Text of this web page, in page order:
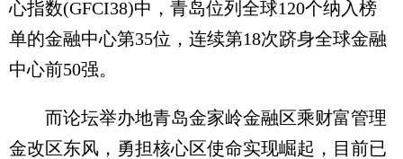
心指数(GFCI38)中，青岛位列全球120个纳入榜
单的金融中心第35位，连续第18次跻身全球金融
中心前50强。
而论坛举办地青岛金家岭金融区乘财富管理
金改区东风，勇担核心区使命实现崛起，目前已